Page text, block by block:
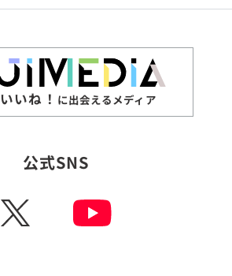
いいね！ に出会えるメディア
公式SNS
X